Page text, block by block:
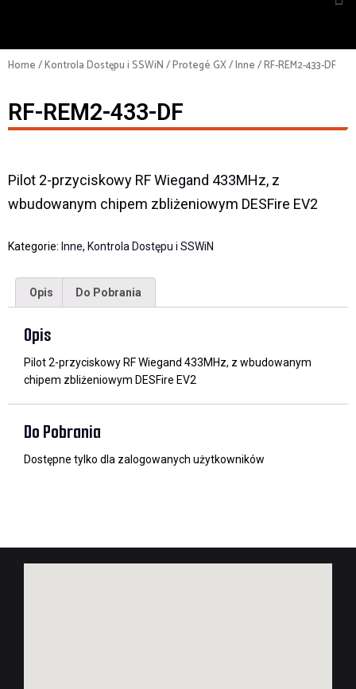
Home/Kontrola Dostępu i SSWiN/Protegé GX/Inne/ RF-REM2-433-DF
RF-REM2-433-DF
Pilot 2-przyciskowy RF Wiegand 433MHz, z
wbudowanym chipem zbliżeniowym DESFire EV2
Kategorie: Inne, Kontrola Dostępu i SSWiN
Opis Do Pobrania
Opis
Pilot 2-przyciskowy RF Wiegand 433MHz, z wbudowanym
chipem zbliżeniowym DESFire EV2
Do Pobrania
Dostępne tylko dla zalogowanych użytkowników